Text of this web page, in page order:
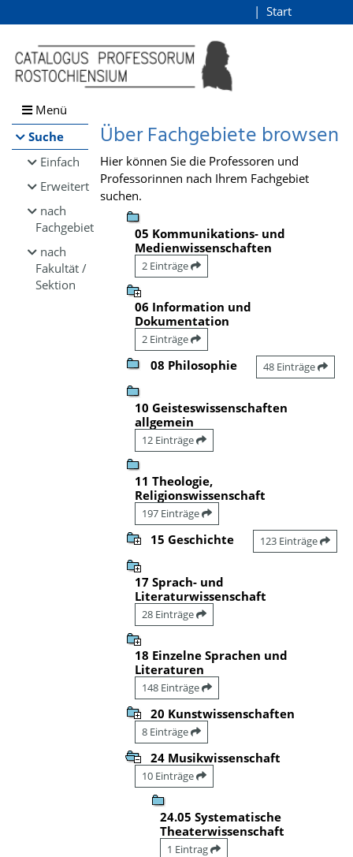
Browsen
direkt zum Inhalt
Start
Menü
Suche
Einfach
Erweitert
nach
Fachgebiet
nach
Fakultät /
Sektion
Über Fachgebiete browsen
Hier können Sie die Professoren und
Professorinnen nach Ihrem Fachgebiet
suchen.
05 Kommunikations- und
Medienwissenschaften
2 Einträge
06 Information und
Dokumentation
2 Einträge
08 Philosophie 48 Einträge
10 Geisteswissenschaften
allgemein
12 Einträge
11 Theologie,
Religionswissenschaft
197 Einträge
15 Geschichte 123 Einträge
17 Sprach- und
Literaturwissenschaft
28 Einträge
18 Einzelne Sprachen und
Literaturen
148 Einträge
20 Kunstwissenschaften
8 Einträge
24 Musikwissenschaft
10 Einträge
24.05 Systematische
Theaterwissenschaft
1 Eintrag